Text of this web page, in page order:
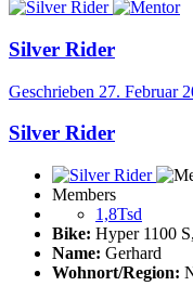
Silver Rider
Geschrieben 27. Februar
Silver Rider
Members
1,8Tsd
Bike: Hyper 1100
Name: Gerhard
Wohnort/Region: